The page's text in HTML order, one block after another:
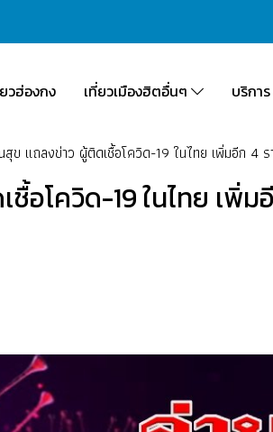
วฮ่องกง เที่ยวเมืองฮิตอื่นๆ บริการ
ข แถลงข่าว ผู้ติดเชื้อโควิด-19 ในไทย เพิ่มอีก 4
อโควิด-19 ในไทย เพิ่ม